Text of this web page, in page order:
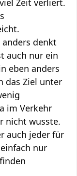
denkt
auch nur ein
eben anders
das Ziel unter
im Verkehr
nicht wusste.
auch jeder für
nur